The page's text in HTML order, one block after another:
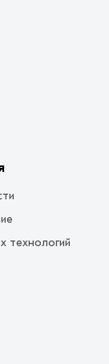
технологий